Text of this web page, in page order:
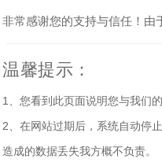
非常感谢您的支持与信任！由
温馨提示：
1、您看到此页面说明您与我们
2、在网站过期后，系统自动停
造成的数据丢失我方概不负责。